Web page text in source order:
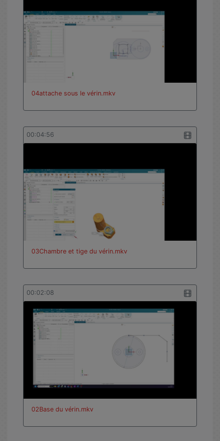
Statistiques de
04attache sous le vérin.mkv
00:04:56
03Chambre et tige du vérin.mkv
00:02:08
02Base du vérin.mkv